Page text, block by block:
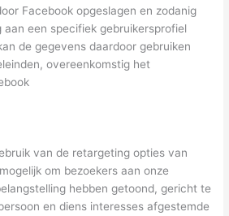
Facebook opgeslagen en zodanig
een specifiek gebruikersprofiel
de gegevens daardoor gebruiken
overeenkomstig het
van de retargeting opties van
om bezoekers aan onze
hebben getoond, gericht te
en diens interesses afgestemde